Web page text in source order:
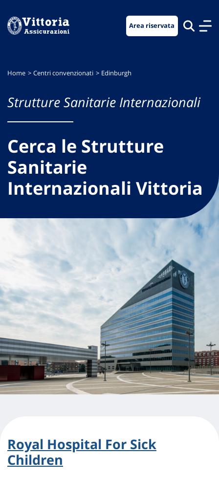
menu
contenuto
footer
Area riservata
Home Centri convenzionati Edinburgh
Strutture Sanitarie Internazionali
Cerca le Strutture
Sanitarie
Internazionali Vittoria
Royal Hospital For Sick
Children